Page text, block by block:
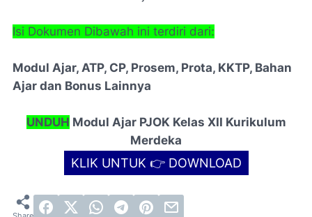
Isi Dokumen Dibawah ini terdiri dari:
Modul Ajar, ATP, CP, Prosem, Prota, KKTP, Bahan
Ajar dan Bonus Lainnya
UNDUH Modul Ajar PJOK Kelas XII Kurikulum
Merdeka
KLIK UNTUK 👉 DOWNLOAD